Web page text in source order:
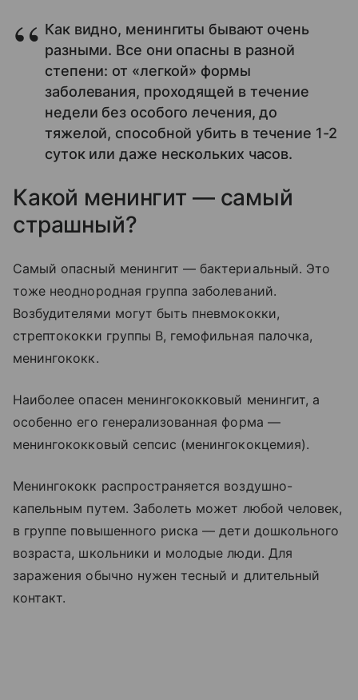
Как видно, менингиты бывают очень
разными. Все они опасны в разной
степени: от «легкой» формы
заболевания, проходящей в течение
недели без особого лечения, до
тяжелой, способной убить в течение 1-2
суток или даже нескольких часов.
Какой менингит — самый
страшный?
Самый опасный менингит — бактериальный. Это
тоже неоднородная группа заболеваний.
Возбудителями могут быть пневмококки,
стрептококки группы B, гемофильная палочка,
менингококк.
Наиболее опасен менингококковый менингит, а
особенно его генерализованная форма —
менингококковый сепсис (менингококцемия).
Менингококк распространяется воздушно-
капельным путем. Заболеть может любой человек,
в группе повышенного риска — дети дошкольного
возраста, школьники и молодые люди. Для
заражения обычно нужен тесный и длительный
контакт.